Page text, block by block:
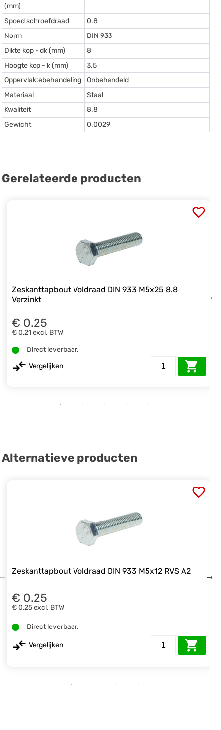
(mm)
Spoed schroefdraad
0.8
Norm
DIN 933
Dikte kop - dk (mm)
8
Hoogte kop - k (mm)
3.5
Oppervlaktebehandeling
Onbehandeld
Materiaal
Staal
Kwaliteit
8.8
Gewicht
0.0029
Gerelateerde producten
Zeskanttapbout Voldraad DIN 933 M5x25 8.8
Verzinkt
€ 0.25
€ 0,21 excl. BTW
Direct leverbaar.
Vergelijken
Alternatieve producten
Zeskanttapbout Voldraad DIN 933 M5x12 RVS A2
€ 0.25
€ 0,25excl. BTW
Direct leverbaar.
Vergelijken